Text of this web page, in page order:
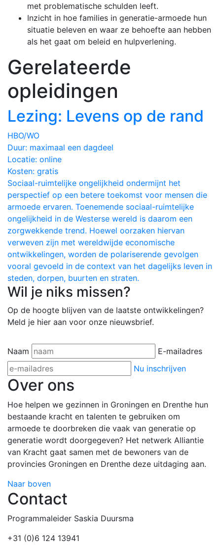
met problematische schulden leeft.
Inzicht in hoe families in generatie-armoede hun
situatie beleven en waar ze behoefte aan hebben
als het gaat om beleid en hulpverlening.
Gerelateerde
opleidingen
Lezing: Levens op de rand
HBO/WO
Duur: maximaal een dagdeel
Locatie: online
Kosten: gratis
Sociaal-ruimtelijke ongelijkheid ondermijnt het
perspectief op een betere toekomst voor mensen die
armoede ervaren. Toenemende sociaal-ruimtelijke
ongelijkheid in de Westerse wereld is daarom een
zorgwekkende trend. Hoewel oorzaken hiervan
verweven zijn met wereldwijde economische
ontwikkelingen, worden de polariserende gevolgen
vooral gevoeld in de context van het dagelijks leven in
steden, dorpen, buurten en straten.
Wil je niks missen?
Op de hoogte blijven van de laatste ontwikkelingen?
Meld je hier aan voor onze nieuwsbrief.
Naam
E-mailadres
Nu inschrijven
Over ons
Hoe helpen we gezinnen in Groningen en Drenthe hun
bestaande kracht en talenten te gebruiken om
armoede te doorbreken die vaak van generatie op
generatie wordt doorgegeven? Het netwerk Alliantie
van Kracht gaat samen met de bewoners van de
provincies Groningen en Drenthe deze uitdaging aan.
Naar boven
Contact
Programmaleider Saskia Duursma
+31 (0)6 124 13941